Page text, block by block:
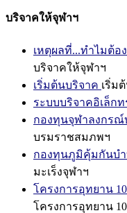
บริจาคให้จุฬาฯ
เหตุผลที่...ทำไมต้อ
บริจาคให้จุฬาฯ
เริ่มต้นบริจาค เริ่ม
ระบบบริจาคอิเล็ก
กองทุนจุฬาลงกร
บรมราชสมภพฯ
กองทุนภูมิคุ้มกันบำ
มะเร็งจุฬาฯ
โครงการอุทยาน
โครงการอุทยาน